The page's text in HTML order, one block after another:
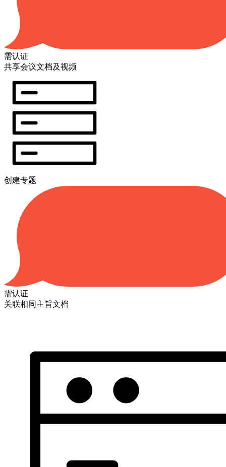
需认证
共享会议文档及视频
创建专题
需认证
关联相同主旨文档